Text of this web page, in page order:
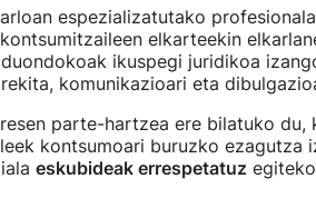
espezializatutako
elkarteekin
ikuspegi juridikoa
komunikazioari eta
parte-hartzea ere bilatuko du,
kontsumoari buruzko ezagutza
eskubideak errespetatuz